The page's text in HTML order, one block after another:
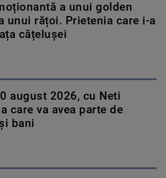
a unui golden
unui rățoi. Prietenia care i-a
cățelușei
august 2026, cu Neti
care va avea parte de
bani